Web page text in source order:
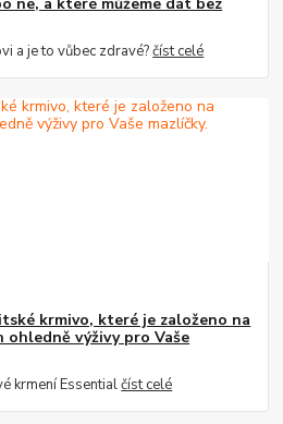
ne, a které můžeme dát bez
a je to vůbec zdravé?číst celé
krmivo, které je založeno na
ohledně výživy pro Vaše
krmení Essentialčíst celé